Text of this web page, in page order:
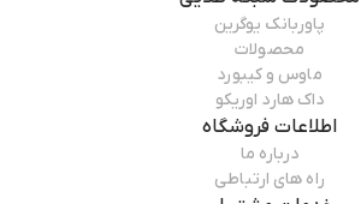
پاوربانک یوگرین
محصولات
ماوس و کیبورد
داک هارد اوریکو
اطلاعات فروشگاه
درباره ما
راه های ارتباطی